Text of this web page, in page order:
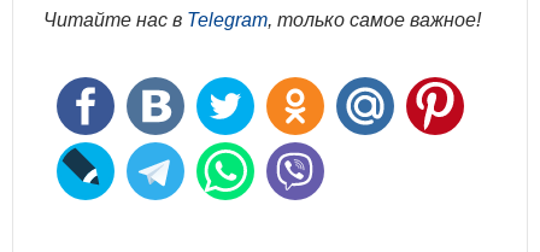
Читайте нас в Telegram, только самое важное!